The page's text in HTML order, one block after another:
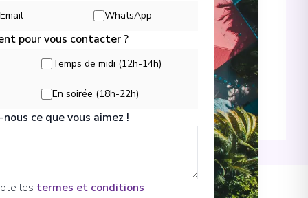
-20/11/2027 22:35
21/11/2027 01:30
ponts
Email WhatsApp
pour vous contacter ?
Temps de midi (12h-14h)
En soirée (18h-22h)
ce que vous aimez !
les termes et conditions